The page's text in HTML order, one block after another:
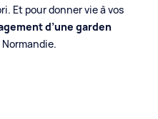
Et pour donner vie à vos
d’une garden
Normandie.